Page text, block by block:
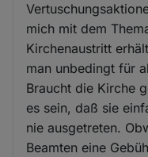
mich mit dem
Kirchenaustritt
man unbedingt für
Braucht die Kirche
es sein, daß sie
nie ausgetreten.
Beamten eine